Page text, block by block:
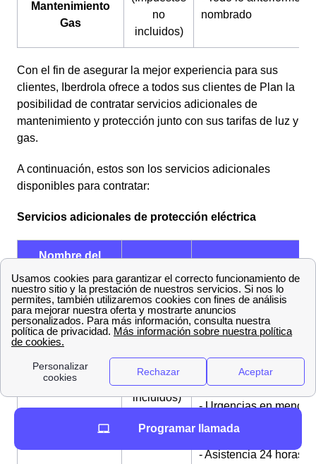
Mantenimiento
Gas
no
incluidos)
nombrado
Con el fin de asegurar la mejor experiencia para sus
clientes, Iberdrola ofrece a todos sus clientes de Plan la
posibilidad de contratar servicios adicionales de
mantenimiento y protección junto con sus tarifas de luz y
gas.
A continuación, estos son los servicios adicionales
disponibles para contratar:
Servicios adicionales de protección eléctrica
Nombre del
servicio
Eléctrica Hogar
7,95 € al
incluidos)
- Intervención de un
técnico
- Protección de
electrodomésticos,
climatización (Hasta
300€)
- Urgencias en menos
3 horas
- Asistencia 24 horas
Programar llamada